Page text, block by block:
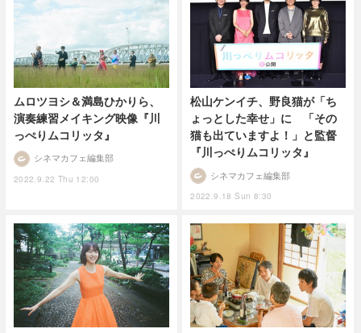
ムロツヨシ＆満島ひかりら、
演奏練習メイキング映像『川
っぺりムコリッタ』
2022.9.22 Thu 12:00
シネマカフェ編集部
松山ケンイチ、野良猫が「ち
ょっとした幸せ」に 「その
猫も出ていますよ！」と監督
『川っぺりムコリッタ』
2022.9.18 Sun 8:30
シネマカフェ編集部